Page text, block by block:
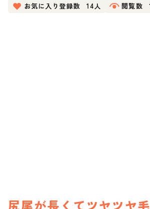
お気に入り登録数
14人 閲覧数
尻尾が長くてツヤツヤ